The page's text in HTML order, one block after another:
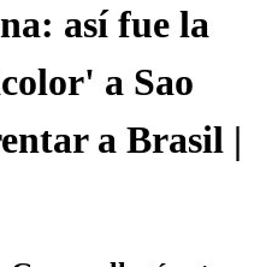
así fue la
a Sao
a Brasil |